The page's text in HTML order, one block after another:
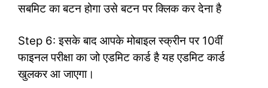
सबमिट का बटन होगा उसे बटन पर क्लिक कर देना है
Step 6: इसके बाद आपके मोबाइल स्क्रीन पर 10वीं
फाइनल परीक्षा का जो एडमिट कार्ड है यह एडमिट कार्ड
खुलकर आ जाएगा।